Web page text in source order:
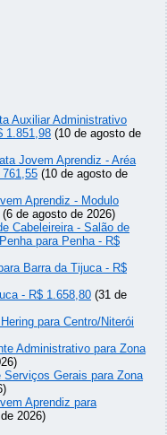
Auxiliar Administrativo
1.851,98 (10 de agosto de
Jovem Aprendiz - Aréa
(10 de agosto de
Aprendiz - Modulo
(6 de agosto de 2026)
Cabeleireira - Salão de
para Penha - R$
Barra da Tijuca - R$
- R$ 1.658,80 (31 de
para Centro/Niterói
Administrativo para Zona
Gerais para Zona
Aprendiz para
2026)